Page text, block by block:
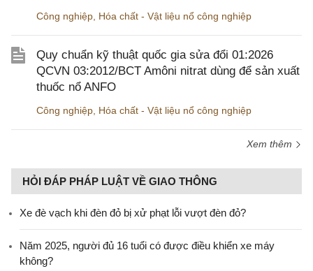
Công nghiệp Hóa chất - Vật liệu nổ công nghiệp
Quy chuẩn kỹ thuật quốc gia sửa đổi 01:2026
QCVN 03:2012/BCT Amôni nitrat dùng để sản xuất
thuốc nổ ANFO
Công nghiệp Hóa chất - Vật liệu nổ công nghiệp
Xem thêm
HỎI ĐÁP PHÁP LUẬT VỀ GIAO THÔNG
Xe đè vạch khi đèn đỏ bị xử phạt lỗi vượt đèn đỏ?
Năm 2025, người đủ 16 tuổi có được điều khiển xe máy
không?